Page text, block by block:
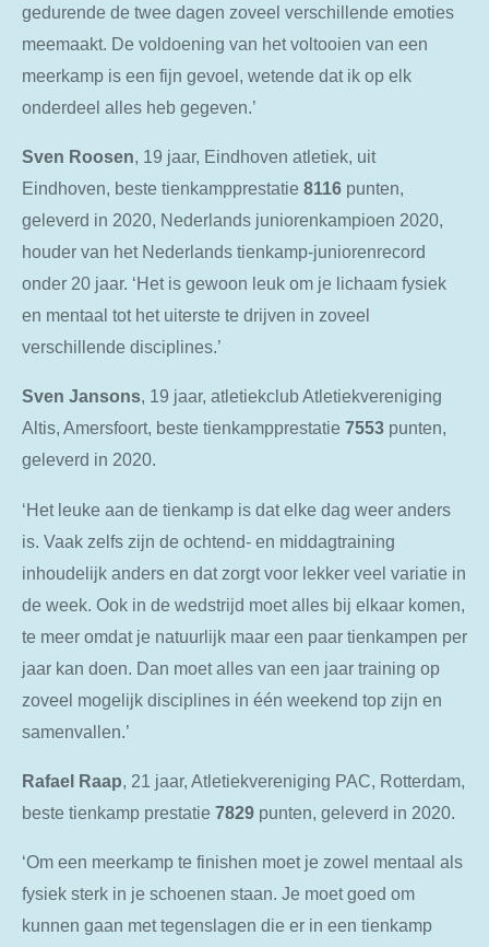
gedurende de twee dagen zoveel verschillende emoties
meemaakt. De voldoening van het voltooien van een
meerkamp is een fijn gevoel, wetende dat ik op elk
onderdeel alles heb gegeven.’
Sven Roosen, 19 jaar, Eindhoven atletiek, uit
Eindhoven, beste tienkampprestatie 8116 punten,
geleverd in 2020, Nederlands juniorenkampioen 2020,
houder van het Nederlands tienkamp-juniorenrecord
onder 20 jaar. ‘Het is gewoon leuk om je lichaam fysiek
en mentaal tot het uiterste te drijven in zoveel
verschillende disciplines.’
Sven Jansons, 19 jaar, atletiekclub Atletiekvereniging
Altis, Amersfoort, beste tienkampprestatie 7553 punten,
geleverd in 2020.
‘Het leuke aan de tienkamp is dat elke dag weer anders
is. Vaak zelfs zijn de ochtend- en middagtraining
inhoudelijk anders en dat zorgt voor lekker veel variatie in
de week. Ook in de wedstrijd moet alles bij elkaar komen,
te meer omdat je natuurlijk maar een paar tienkampen per
jaar kan doen. Dan moet alles van een jaar training op
zoveel mogelijk disciplines in één weekend top zijn en
samenvallen.’
Rafael Raap, 21 jaar, Atletiekvereniging PAC, Rotterdam,
beste tienkamp prestatie 7829 punten, geleverd in 2020.
‘Om een meerkamp te finishen moet je zowel mentaal als
fysiek sterk in je schoenen staan. Je moet goed om
kunnen gaan met tegenslagen die er in een tienkamp